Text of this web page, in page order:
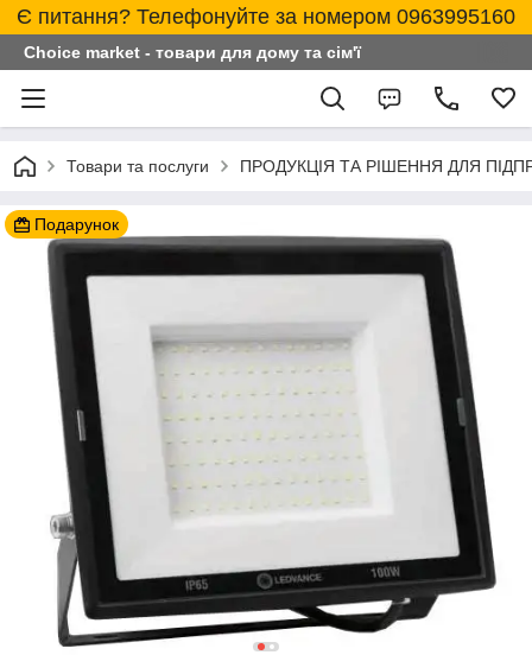
Є питання? Телефонуйте за номером 0963995160
Choice market - товари для дому та сім'ї
Товари та послуги ПРОДУКЦІЯ ТА РІШЕННЯ ДЛЯ
Подарунок